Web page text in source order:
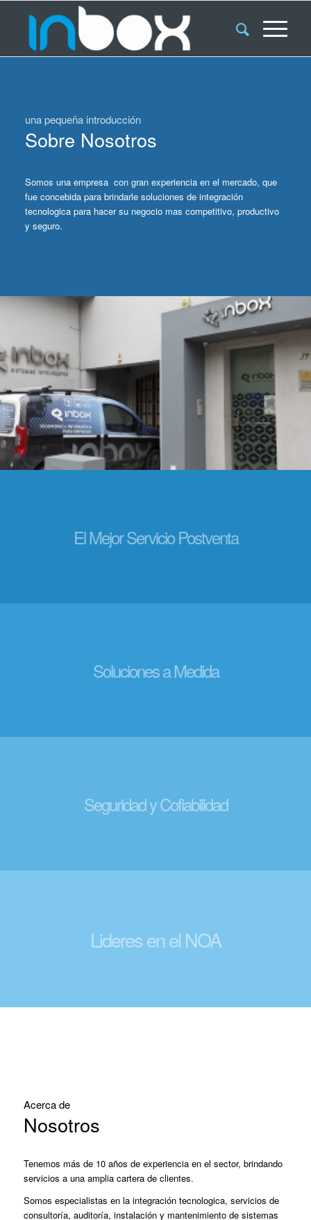
una pequeña introducción
Sobre Nosotros
Somos una empresa con gran experiencia en el mercado, que
fue concebida para brindarle soluciones de integración
tecnologica para hacer su negocio mas competitivo, productivo
y seguro.
El Mejor Servicio Postventa
Soluciones a Medida
Seguridad y Cofiabilidad
Lideres en el NOA
Acerca de
Nosotros
Tenemos más de 10 años de experiencia en el sector, brindando
servicios a una amplia cartera de clientes.
Somos especialistas en la integración tecnologica, servicios de
consultoría, auditoría, instalación y mantenimiento de sistemas